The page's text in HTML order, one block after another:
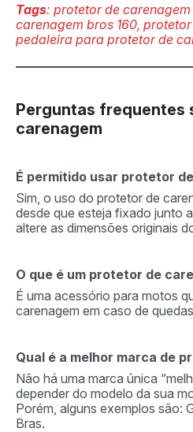
Tags: protetor de
carenagem bros 160,
pedaleira para protetor de
Perguntas frequentes
carenagem
É permitido usar protetor
Sim, o uso do protetor de
desde que esteja fixado junto
altere as dimensões originais
O que é um protetor de
É uma acessório para motos
carenagem em caso de
Qual é a melhor marca de
Não há uma marca única
depender do modelo da sua
Porém, alguns exemplos são:
Bras.